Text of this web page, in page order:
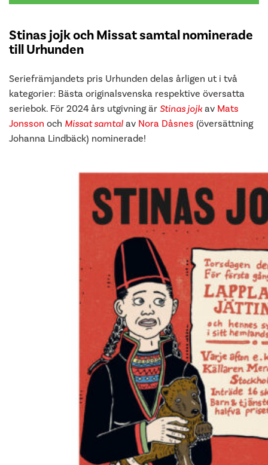
Stinas jojk och Missat samtal nominerade
till Urhunden
Seriefrämjandets pris Urhunden delas årligen ut i två
kategorier: Bästa originalsvenska respektive översatta
seriebok. För 2024 års utgivning är Stinas jojk av Mats
Jonsson och Missat samtal av Nora Dåsnes (översättning
Johanna Lindbäck) nominerade!